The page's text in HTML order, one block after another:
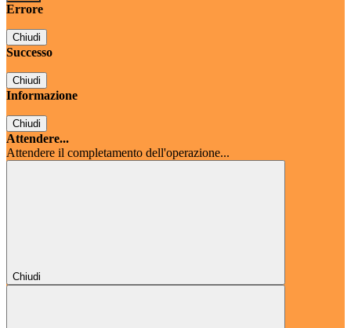
Errore
Chiudi
Successo
Chiudi
Informazione
Chiudi
Attendere...
Attendere il completamento dell'operazione...
Chiudi